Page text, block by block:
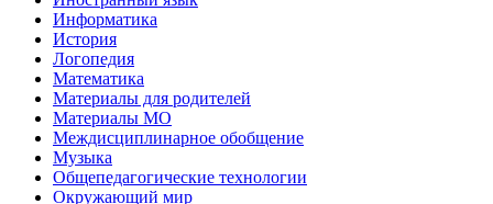
Информатика
История
Логопедия
Математика
Материалы для родителей
Материалы МО
Междисциплинарное обобщение
Музыка
Общепедагогические технологии
Окружающий мир